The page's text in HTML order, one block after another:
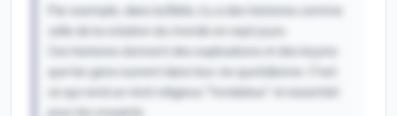
Ces histoires donnent des explications et des leçons
que les gens suivent dans leur vie quotidienne. C'est
ce qui rend un récit religieux "fondateur" et essentiel